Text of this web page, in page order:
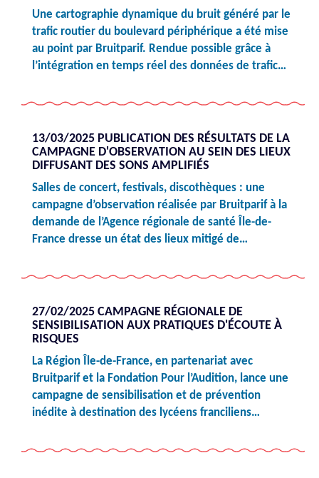
Une cartographie dynamique du bruit généré par le
trafic routier du boulevard périphérique a été mise
au point par Bruitparif. Rendue possible grâce à
l’intégration en temps réel des données de trafic…
13/03/2025 PUBLICATION DES RÉSULTATS DE LA
CAMPAGNE D'OBSERVATION AU SEIN DES LIEUX
DIFFUSANT DES SONS AMPLIFIÉS
Salles de concert, festivals, discothèques : une
campagne d’observation réalisée par Bruitparif à la
demande de l’Agence régionale de santé Île-de-
France dresse un état des lieux mitigé de…
27/02/2025 CAMPAGNE RÉGIONALE DE
SENSIBILISATION AUX PRATIQUES D'ÉCOUTE À
RISQUES
La Région Île-de-France, en partenariat avec
Bruitparif et la Fondation Pour l’Audition, lance une
campagne de sensibilisation et de prévention
inédite à destination des lycéens franciliens…